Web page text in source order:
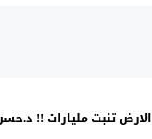
الارض تنبت مليارات !!